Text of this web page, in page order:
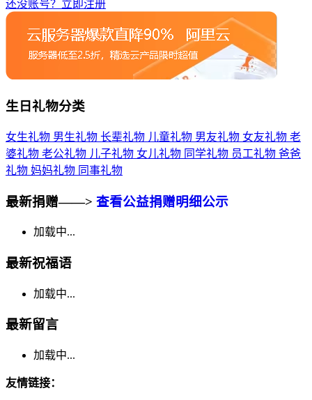
还没账号？立即注册
生日礼物分类
女生礼物 男生礼物 长辈礼物 儿童礼物 男友礼物 女友礼物 老
婆礼物 老公礼物 儿子礼物 女儿礼物 同学礼物 员工礼物 爸爸
礼物 妈妈礼物 同事礼物
最新捐赠——> 查看公益捐赠明细公示
加载中...
最新祝福语
加载中...
最新留言
加载中...
友情链接：